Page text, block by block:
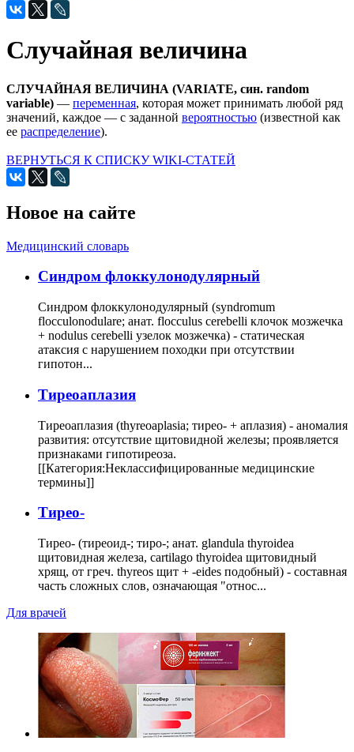
Случайная величина
СЛУЧАЙНАЯ ВЕЛИЧИНА (VARIATE, син. random
variable) — переменная, которая может принимать любой ряд
значений, каждое — с заданной вероятностью (известной как
ее распределение).
ВЕРНУТЬСЯ К СПИСКУ WIKI-СТАТЕЙ
Новое на сайте
Медицинский словарь
Cиндром флоккулонодулярный
Синдром флоккулонодулярный (syndromum
flocculonodulare; анат. flocculus cerebelli клочок мозжечка
+ nodulus cerebelli узелок мозжечка) - статическая
атаксия с нарушением походки при отсутствии
гипотон...
Тиреоаплазия
Тиреоаплазия (thyreoaplasia; тирео- + аплазия) - аномалия
развития: отсутствие щитовидной железы; проявляется
признаками гипотиреоза.
[[Категория:Неклассифицированные медицинские
термины]]
Тирео-
Тирео- (тиреоид-; тиро-; анат. glandula thyroidea
щитовидная железа, cartilago thyroidea щитовидный
хрящ, от греч. thyreos щит + -eides подобный) - составная
часть сложных слов, означающая "относ...
Для врачей